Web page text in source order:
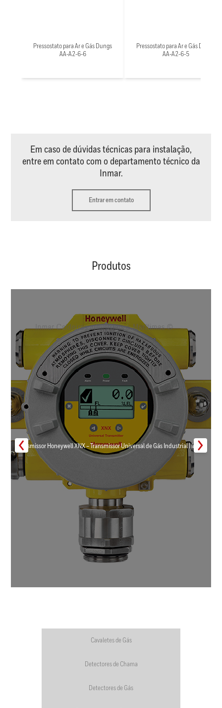
Pressostato para Ar e Gás Dungs
AA-A2-6-6
Pressostato para Ar e Gás Dungs
AA-A2-6-5
Em caso de dúvidas técnicas para instalação,
entre em contato com o departamento técnico da
Inmar.
Entrar em contato
Produtos
Transmissor Honeywell XNX – Transmissor Universal de Gás Industrial | Inmar
Cavaletes de Gás
Detectores de Chama
Detectores de Gás